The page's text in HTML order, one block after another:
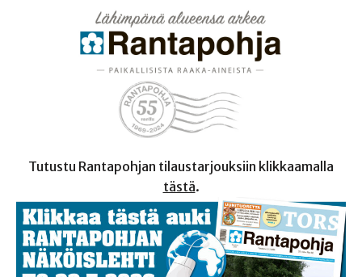
Tutustu Rantapohjan tilaustarjouksiin klikkaamalla
tästä.